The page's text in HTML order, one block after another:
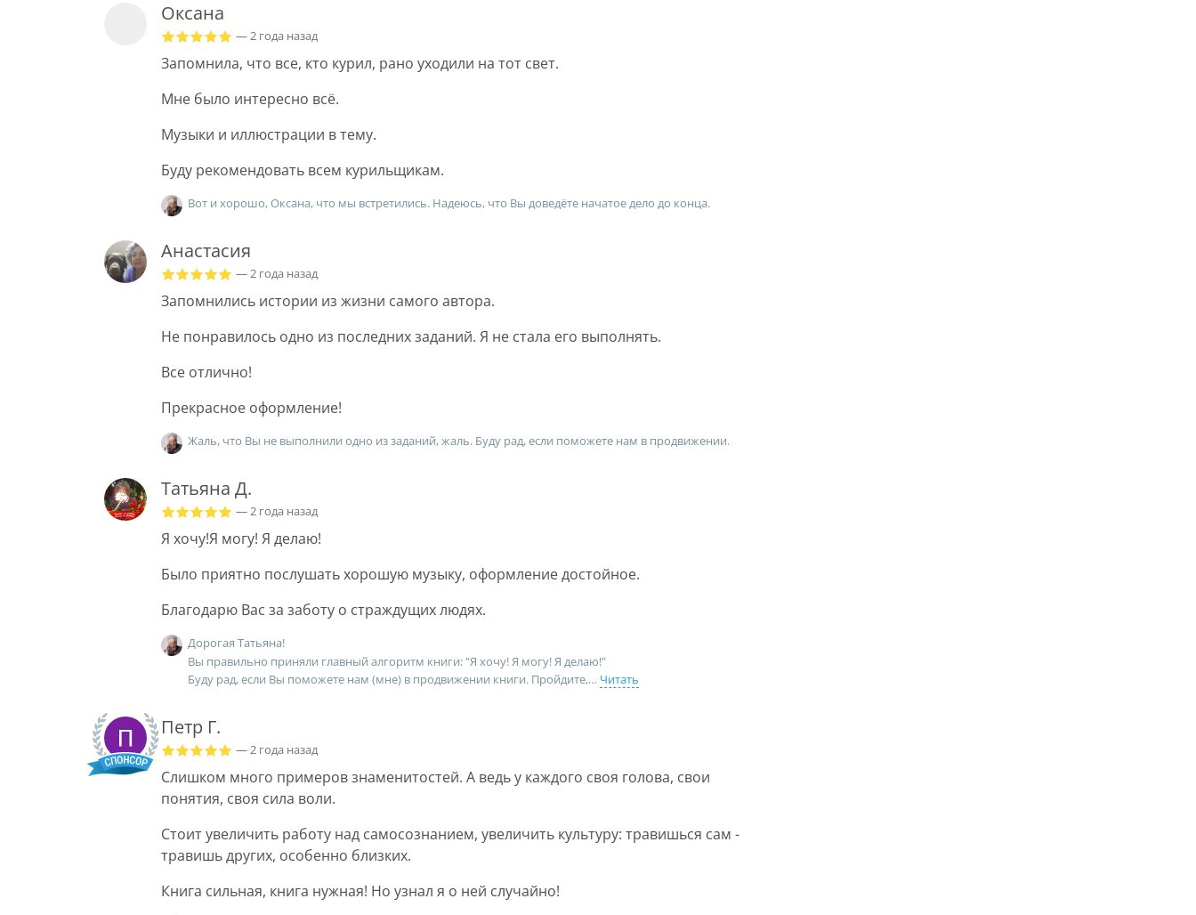
Оксана
— 2 года назад
Запомнила, что все, кто курил, рано уходили на тот свет.
Мне было интересно всё.
Музыки и иллюстрации в тему.
Буду рекомендовать всем курильщикам.
Вот и хорошо, Оксана, что мы встретились. Надеюсь, что Вы доведёте начатое дело до конца.
Анастасия
— 2 года назад
Запомнились истории из жизни самого автора.
Не понравилось одно из последних заданий. Я не стала его выполнять.
Все отлично!
Прекрасное оформление!
Жаль, что Вы не выполнили одно из заданий, жаль. Буду рад, если поможете нам в продвижении.
Татьяна Д.
— 2 года назад
Я хочу!Я могу! Я делаю!
Было приятно послушать хорошую музыку, оформление достойное.
Благодарю Вас за заботу о страждущих людях.
Дорогая Татьяна!
Вы правильно приняли главный алгоритм книги: "Я хочу! Я могу! Я делаю!"
Буду рад, если Вы поможете нам (мне) в продвижении книги. Пройдите,
Читать
Петр Г.
— 2 года назад
Слишком много примеров знаменитостей. А ведь у каждого своя голова, свои
понятия, своя сила воли.
Стоит увеличить работу над самосознанием, увеличить культуру: травишься сам -
травишь других, особенно близких.
Книга сильная, книга нужная! Но узнал я о ней случайно!